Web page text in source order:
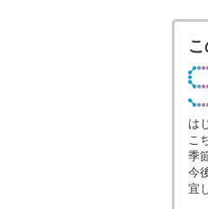
は
こ
季
今
宜